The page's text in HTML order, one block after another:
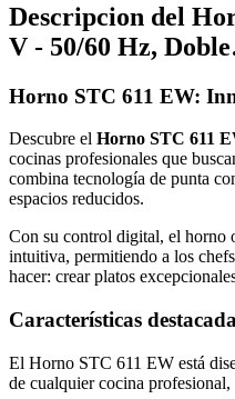
Descripcion del
V - 50/60 Hz,
Horno STC 611 EW:
Descubre el Horno STC 611
cocinas profesionales que
combina tecnología de punta
espacios reducidos.
Con su control digital, el horno
intuitiva, permitiendo a los
hacer: crear platos
Características
El Horno STC 611 EW está
de cualquier cocina profesional,